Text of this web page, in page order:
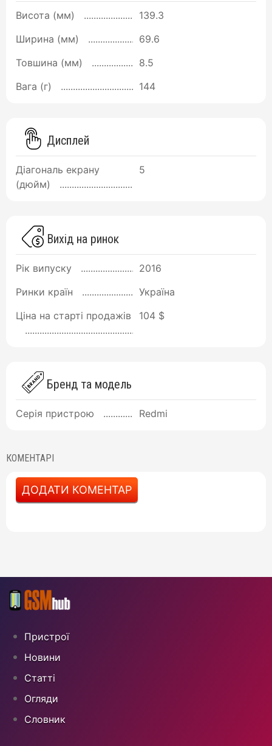
Висота (мм)
139.3
Ширина (мм)
69.6
Товшина (мм)
8.5
Вага (г)
144
Дисплей
Діагональ екрану
(дюйм)
5
Вихід на ринок
Рік випуску
2016
Ринки країн
Україна
Ціна на старті продажів
104 $
Бренд та модель
Серія пристрою Redmi
КОМЕНТАРІ
ДОДАТИ КОМЕНТАР
Пристрої
Новини
Статті
Огляди
Cловник